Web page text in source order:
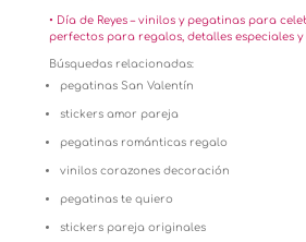
• Día de Reyes – vinilos y pegatinas para
perfectos para regalos, detalles especiales
Búsquedas relacionadas:
pegatinas San Valentín
stickers amor pareja
pegatinas románticas regalo
vinilos corazones decoración
pegatinas te quiero
stickers pareja originales